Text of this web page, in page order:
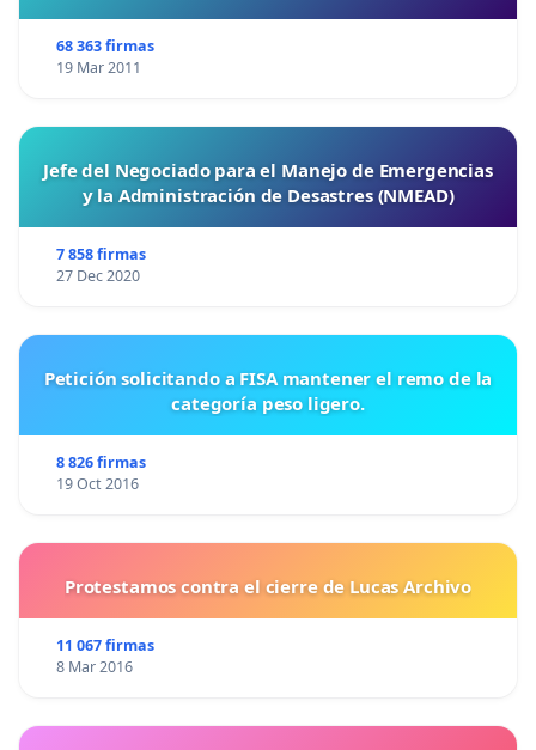
68 363 firmas
19 Mar 2011
Jefe del Negociado para el Manejo de Emergencias
y la Administración de Desastres (NMEAD)
7 858 firmas
27 Dec 2020
Petición solicitando a FISA mantener el remo de la
categoría peso ligero.
8 826 firmas
19 Oct 2016
Protestamos contra el cierre de Lucas Archivo
11 067 firmas
8 Mar 2016